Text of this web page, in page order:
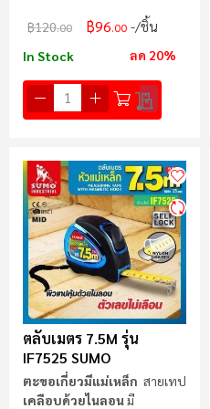
฿120.00 ฿96.00 /ชิ้น
In Stock ลด 20%
ตลับเมตร 7.5M รุ่น
IF7525 SUMO
ตะขอเกี่ยวมีแม่เหล็ก สายเทป
เคลือบด้วยไนลอนมี